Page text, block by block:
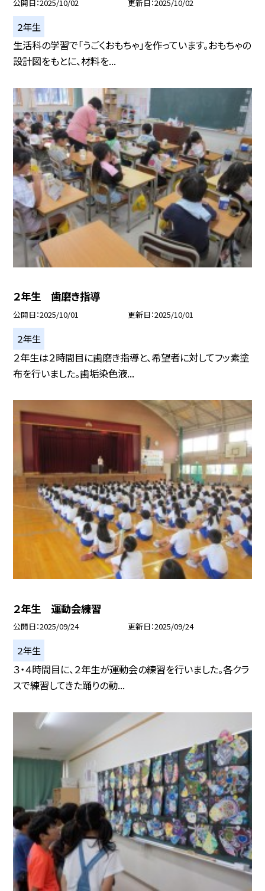
公開日 2025/10/02 更新日 2025/10/02
２年生
生活科の学習で「うごくおもちゃ」を作っています。おもちゃの
設計図をもとに、材料を...
２年生 歯磨き指導
公開日 2025/10/01 更新日 2025/10/01
２年生
２年生は２時間目に歯磨き指導と、希望者に対してフッ素塗
布を行いました。歯垢染色液...
２年生 運動会練習
公開日 2025/09/24 更新日 2025/09/24
２年生
３・４時間目に、２年生が運動会の練習を行いました。各クラ
スで練習してきた踊りの動...